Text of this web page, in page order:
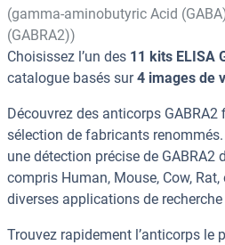
(gamma-aminobutyric Acid
(GABRA2))
Choisissez l’un des 11 kits ELISA
catalogue basés sur4 images de
Découvrez des anticorps GABRA2
sélection de fabricants
une détection précise de GABRA2
compris Human, Mouse, Cow,
diverses applications de
Trouvez rapidement l’anticorps le